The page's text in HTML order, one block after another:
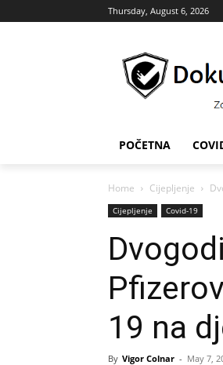
Thursday, August 6, 2026
POČETNA
Home Cijepljenje
Cijepljenje Covid-19
19 na
By Vigor Colnar - May 7,